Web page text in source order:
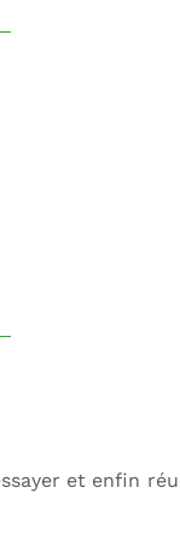
et enfin